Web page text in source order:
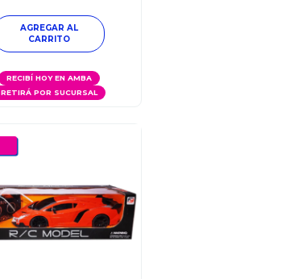
RECIBÍ HOY EN AMBA
RETIRÁ POR SUCURSAL